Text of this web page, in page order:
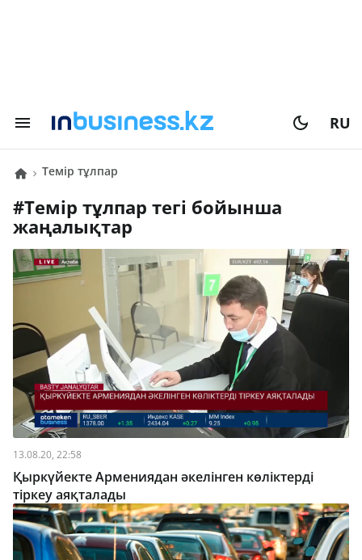
RU
темір тұлпар
# темір тұлпар тегі бойынша
жаңалықтар
13.08.20, 22:58
Қыркүйекте Армениядан әкелінген көліктерді
тіркеу аяқталады